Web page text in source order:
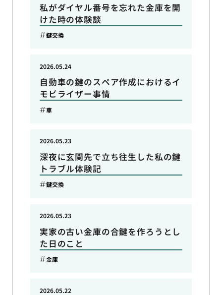
私がダイヤル番号を忘れた金庫を開
けた時の体験談
鍵交換
自動車の鍵のスペア作成におけるイ
モビライザー事情
2026.05.24
車
深夜に玄関先で立ち往生した私の鍵
トラブル体験記
2026.05.23
鍵交換
実家の古い金庫の合鍵を作ろうとし
た日のこと
2026.05.23
金庫
2026.05.22